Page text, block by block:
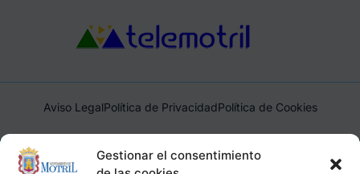
Gestionar el consentimiento
Aviso LegalPolítica de PrivacidadPolítica de Cookies
Ayuntamiento de Motril, Plaza de España, 1, 18600, Motril,
(Granada), CIF: P1814200J, DIR3: L01181400